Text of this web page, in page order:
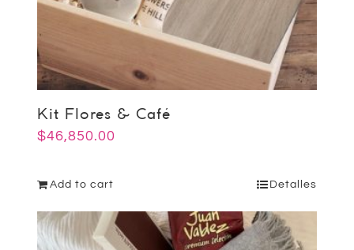
Kit Flores & Café
$46,850.00
Add to cart Detalles